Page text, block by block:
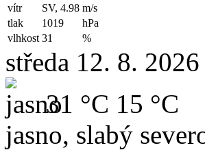
vítr SV, 4.98 m/s
tlak
1019
hPa
vlhkost 31 %
středa 12. 8. 2026
31 °C 15 °C
jasno, slabý